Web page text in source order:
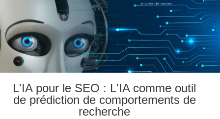
L'IA pour le SEO : L'IA comme outil
de prédiction de comportements de
recherche